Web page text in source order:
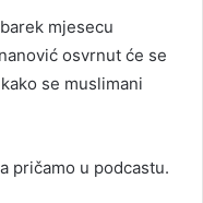
mjesecu
osvrnut će se
se muslimani
pričamo u podcastu.